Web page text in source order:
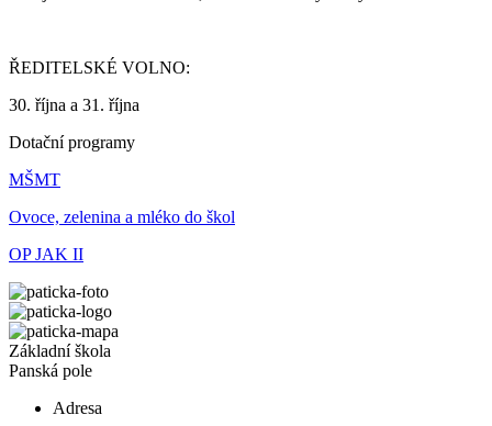
ŘEDITELSKÉ VOLNO:
30. října a 31. října
Dotační programy
MŠMT
Ovoce, zelenina a mléko do škol
OP JAK II
Základní škola
Panská pole
Adresa